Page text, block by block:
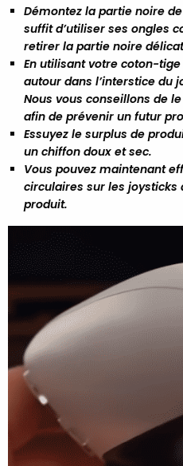
Démontez la partie noire
suffit d’utiliser ses ongles
retirer la partie noire
En utilisant votre coton-
autour dans l’interstice du
Nous vous conseillons de
afin de prévenir un futur
Essuyez le surplus de
un chiffon doux et sec.
Vous pouvez maintenant
circulaires sur les
produit.